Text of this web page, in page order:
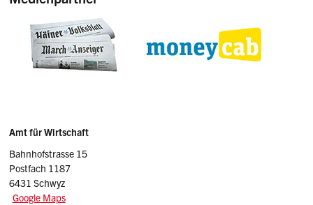
Sidebar
Adressen
Amt für Wirtschaft
Bahnhofstrasse 15
Postfach 1187
6431 Schwyz
Google Maps